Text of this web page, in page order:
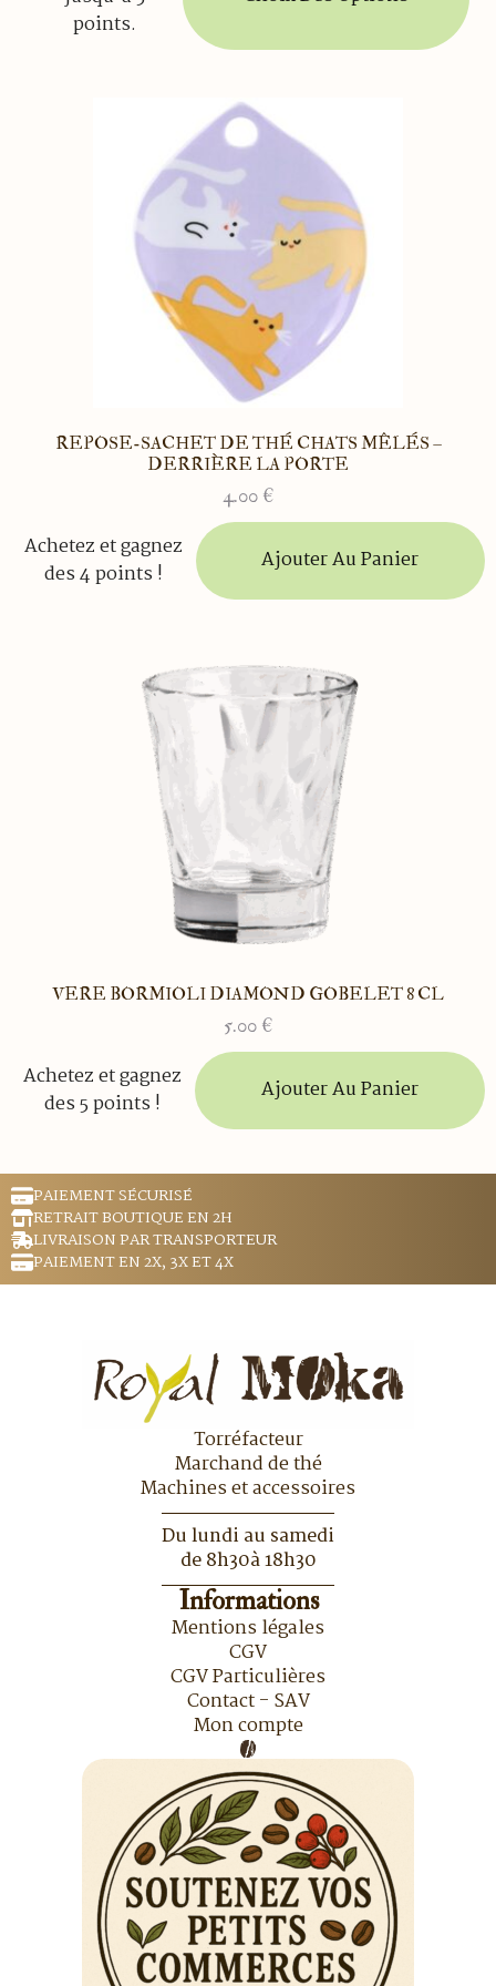
5.40 €
points.
plusieurs
REPOSE-SACHET DE THÉ CHATS MÊLÉS –
DERRIÈRE LA PORTE
4.00 €
Achetez et gagnez
des 4 points !
Ajouter Au Panier
VERE BORMIOLI DIAMOND GOBELET 8 CL
5.00 €
Achetez et gagnez
des 5 points !
Ajouter Au Panier
PAIEMENT SÉCURISÉ
RETRAIT BOUTIQUE EN 2H
LIVRAISON PAR TRANSPORTEUR
PAIEMENT EN 2X, 3X ET 4X
Torréfacteur
Marchand de thé
Machines et accessoires
Du lundi au samedi
de 8h30à 18h30
Informations
Mentions légales
CGV
CGV Particulières
Contact - SAV
Mon compte